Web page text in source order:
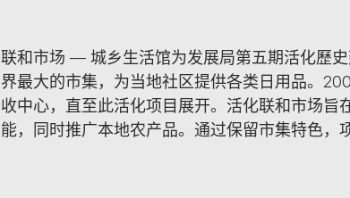
联和市场 — 城乡生活馆为发展局第五期活化歷
界最大的市集，为当地社区提供各类日用品。
收中心，直至此活化项目展开。活化联和市场旨
能，同时推广本地农产品。通过保留市集特色，